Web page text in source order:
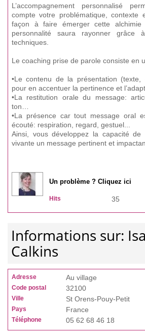
L’accompagnement personnalisé
compte votre problématique, contexte
façon à faire émerger cette alchimie
personnalité saura rayonner grâce
techniques.
Le coaching prise de parole consiste en
•Le contenu de la présentation (texte,
pour en accentuer la pertinence et
•La restitution orale du message:
ton…
•La présence car tout message oral
écouté: respiration, regard, gestuel...
Ainsi, vous développez la capacité de
vivante un message pertinent et
Un problème ? Cliquez ici
Hits 35
Informations sur:
Calkins
Adresse Au village
Code postal 32100
Ville St Orens-Pouy-Petit
Pays France
Téléphone 05 62 68 46 18